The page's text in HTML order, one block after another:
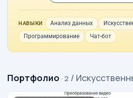
НАВЫКИ Анализ данных
Программирование
Чат-бот
Портфолио · 2 /